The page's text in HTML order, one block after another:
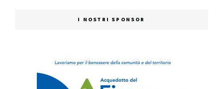
I NOSTRI SPONSOR